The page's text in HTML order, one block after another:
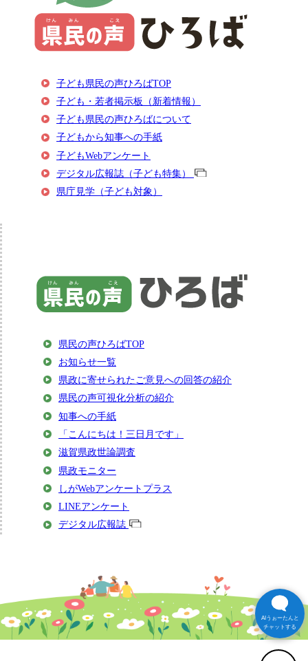
子ども県民の声ひろばTOP
子ども・若者掲示板（新着情報）
子ども県民の声ひろばについて
子どもから知事への手紙
子どもWebアンケート
デジタル広報誌（子ども特集）
県庁見学（子ども対象）
県民の声ひろばTOP
お知らせ一覧
県政に寄せられたご意見への回答の紹介
県民の声可視化分析の紹介
知事への手紙
「こんにちは！三日月です」
滋賀県政世論調査
県政モニター
しがWebアンケートプラス
LINEアンケート
デジタル広報誌
AIうぉーたんと
チャットする